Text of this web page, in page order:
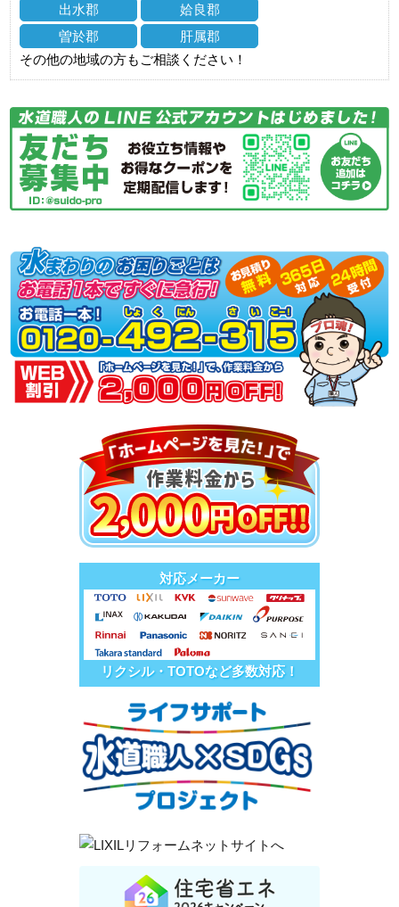
出水郡
姶良郡
曽於郡
肝属郡
その他の地域の方もご相談ください！
対応メーカー
リクシル・TOTOなど多数対応！